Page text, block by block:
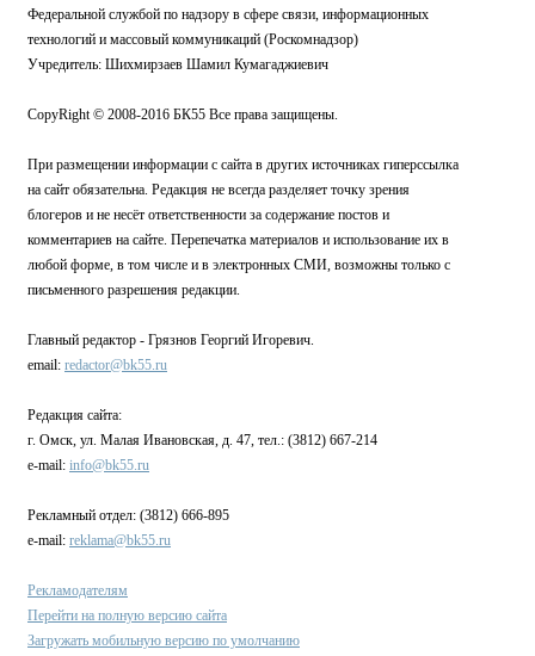
Федеральной службой по надзору в сфере связи, информационных
технологий и массовый коммуникаций (Роскомнадзор)
Учредитель: Шихмирзаев Шамил Кумагаджиевич
CopyRight © 2008-2016 БК55 Все права защищены.
При размещении информации с сайта в других источниках гиперссылка
на сайт обязательна. Редакция не всегда разделяет точку зрения
блогеров и не несёт ответственности за содержание постов и
комментариев на сайте. Перепечатка материалов и использование их в
любой форме, в том числе и в электронных СМИ, возможны только с
письменного разрешения редакции.
Главный редактор - Грязнов Георгий Игоревич.
email: redactor@bk55.ru
Редакция сайта:
г. Омск, ул. Малая Ивановская, д. 47, тел.: (3812) 667-214
e-mail: info@bk55.ru
Рекламный отдел: (3812) 666-895
e-mail: reklama@bk55.ru
Рекламодателям
Перейти на полную версию сайта
Загружать мобильную версию по умолчанию